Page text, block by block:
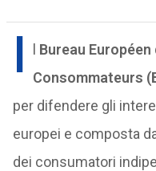
I
Bureau
Consommateurs
per difendere gli
europei e composta
dei consumatori